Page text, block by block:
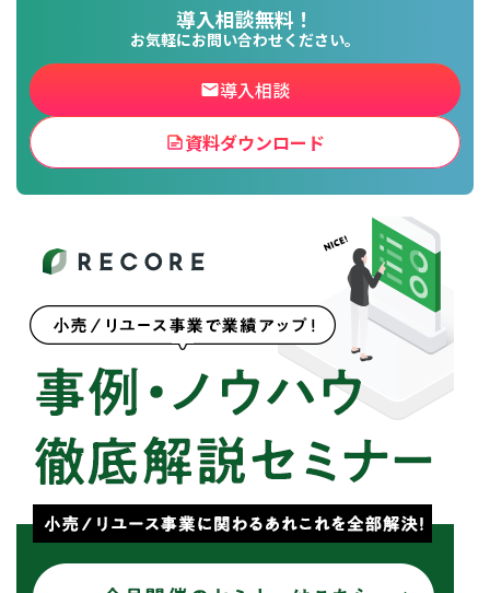
導入相談無料！
お気軽にお問い合わせください。
導入相談
資料ダウンロード